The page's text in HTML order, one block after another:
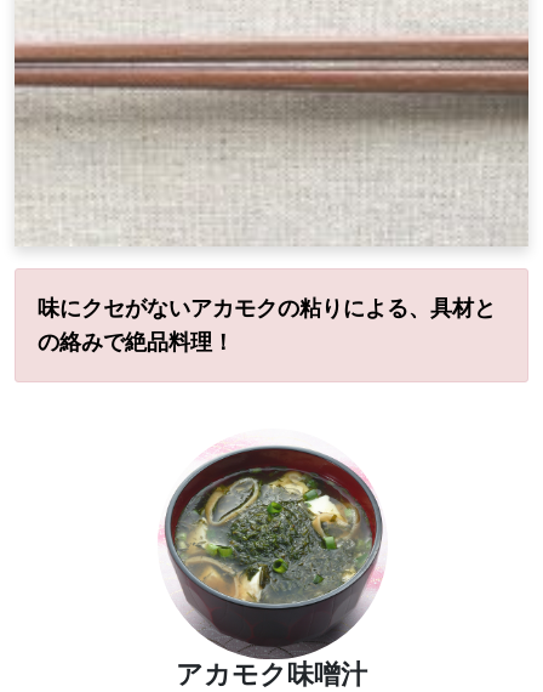
味にクセがないアカモクの粘りによる、具材と
の絡みで絶品料理！
アカモク味噌汁